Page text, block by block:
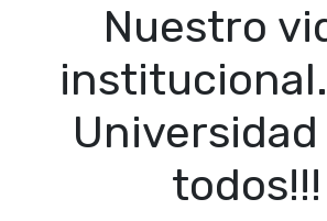
Nuestro
Universidad
todos!!!